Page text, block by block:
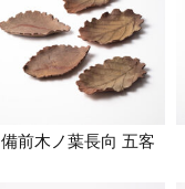
備前木ノ葉長向 五客